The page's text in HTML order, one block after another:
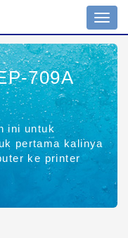
709A
ini untuk
pertama kalinya
ke printer